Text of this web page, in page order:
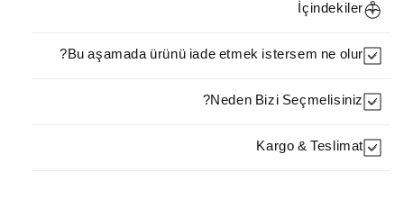
İçindekiler
Bu aşamada ürünü iade etmek istersem ne olur?
Neden Bizi Seçmelisiniz?
Kargo & Teslimat